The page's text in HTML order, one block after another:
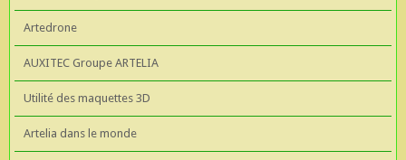
Artedrone
AUXITEC Groupe ARTELIA
Utilité des maquettes 3D
Artelia dans le monde